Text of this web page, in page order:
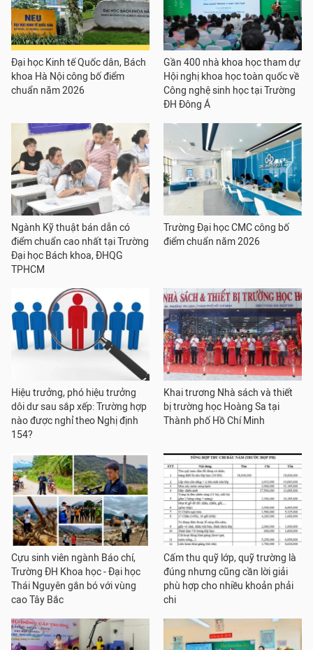
Đại học Kinh tế Quốc dân, Bách
khoa Hà Nội công bố điểm
chuẩn năm 2026
Gần 400 nhà khoa học tham dự
Hội nghị khoa học toàn quốc về
Công nghệ sinh học tại Trường
ĐH Đông Á
Ngành Kỹ thuật bán dẫn có
điểm chuẩn cao nhất tại Trường
Đại học Bách khoa, ĐHQG
TPHCM
Trường Đại học CMC công bố
điểm chuẩn năm 2026
Hiệu trưởng, phó hiệu trưởng
dôi dư sau sắp xếp: Trường hợp
nào được nghỉ theo Nghị định
154?
Khai trương Nhà sách và thiết
bị trường học Hoàng Sa tại
Thành phố Hồ Chí Minh
Cựu sinh viên ngành Báo chí,
Trường ĐH Khoa học - Đại học
Thái Nguyên gắn bó với vùng
cao Tây Bắc
Cấm thu quỹ lớp, quỹ trường là
đúng nhưng cũng cần lời giải
phù hợp cho nhiều khoản phải
chi